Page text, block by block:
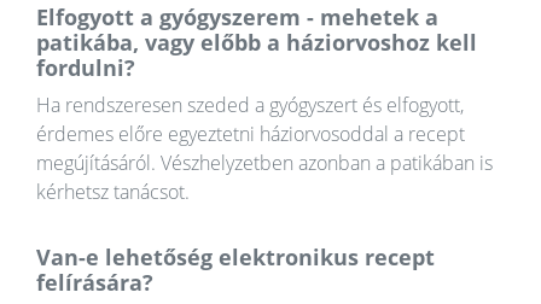
Elfogyott a gyógyszerem - mehetek a
patikába, vagy előbb a háziorvoshoz kell
fordulni?
Ha rendszeresen szeded a gyógyszert és elfogyott,
érdemes előre egyeztetni háziorvosoddal a recept
megújításáról. Vészhelyzetben azonban a patikában is
kérhetsz tanácsot.
Van-e lehetőség elektronikus recept
felírására?